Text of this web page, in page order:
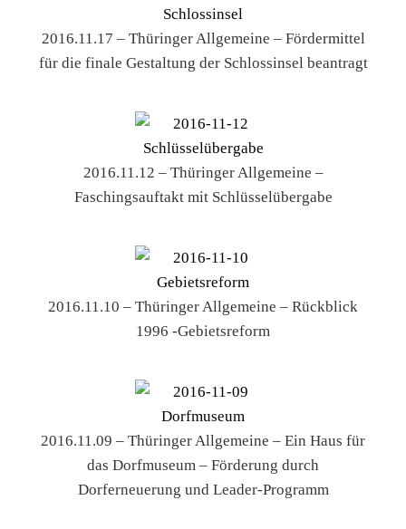
2016.11.17 – Thüringer Allgemeine – Fördermittel
für die finale Gestaltung der Schlossinsel beantragt
2016.11.12 – Thüringer Allgemeine –
Faschingsauftakt mit Schlüsselübergabe
2016.11.10 – Thüringer Allgemeine – Rückblick
1996 -Gebietsreform
2016.11.09 – Thüringer Allgemeine – Ein Haus für
das Dorfmuseum – Förderung durch
Dorferneuerung und Leader-Programm